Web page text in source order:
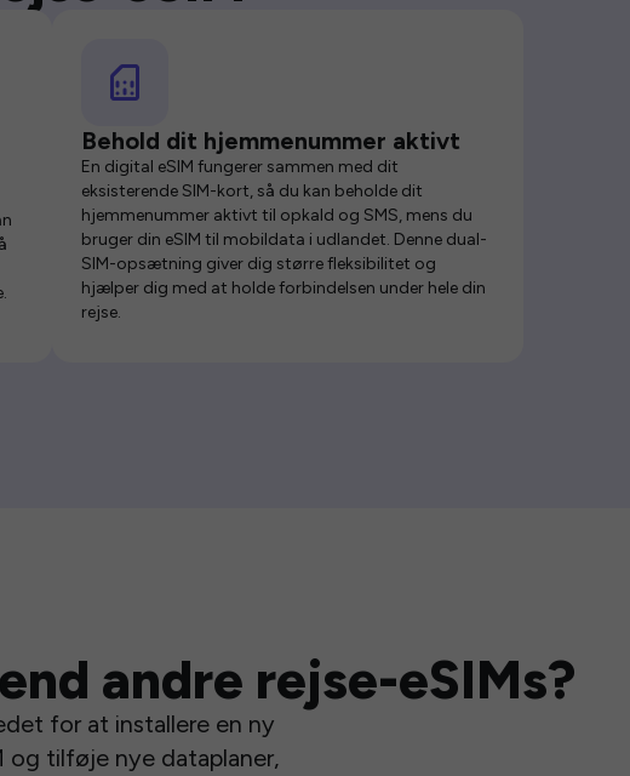
Behold dit hjemmenummer aktivt
En digital eSIM fungerer sammen med dit
eksisterende SIM-kort, så du kan beholde dit
hjemmenummer aktivt til opkald og SMS, mens du
bruger din eSIM til mobildata i udlandet. Denne dual-
SIM-opsætning giver dig større fleksibilitet og
hjælper dig med at holde forbindelsen under hele din
rejse.
andre rejse-eSIMs?
for at installere en ny
og tilføje nye dataplaner,